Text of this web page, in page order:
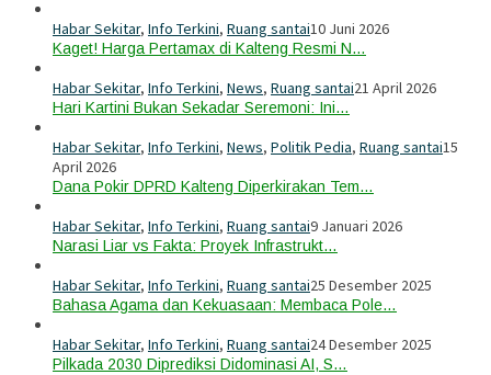
Habar Sekitar, Info Terkini, Ruang santai10 Juni 2026
Kaget! Harga Pertamax di Kalteng Resmi N…
Habar Sekitar, Info Terkini, News, Ruang santai21 April 2026
Hari Kartini Bukan Sekadar Seremoni: Ini…
Habar Sekitar, Info Terkini, News, Politik Pedia, Ruang santai15
April 2026
Dana Pokir DPRD Kalteng Diperkirakan Tem…
Habar Sekitar, Info Terkini, Ruang santai9 Januari 2026
Narasi Liar vs Fakta: Proyek Infrastrukt…
Habar Sekitar, Info Terkini, Ruang santai25 Desember 2025
Bahasa Agama dan Kekuasaan: Membaca Pole…
Habar Sekitar, Info Terkini, Ruang santai24 Desember 2025
Pilkada 2030 Diprediksi Didominasi AI, S…